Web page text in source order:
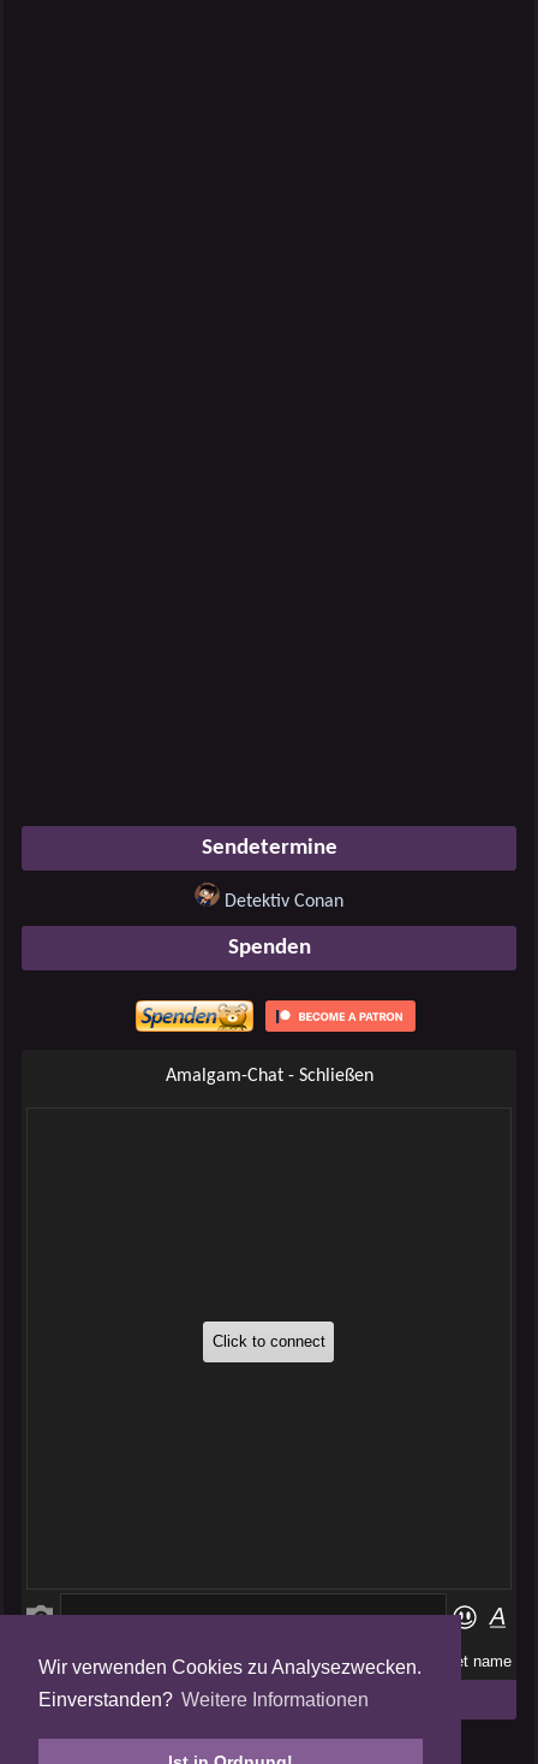
Wir verwenden Cookies zu Analysezwecken.
Einverstanden? Weitere Informationen
Sendetermine
Detektiv Conan
Spenden
Amalgam-Chat - Schließen
Folge uns auf
Tweets by AmalgamFansubs